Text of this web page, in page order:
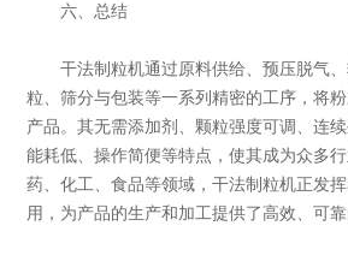
六、总结
干法制粒机通过原料供给、预压脱气、
粒、筛分与包装等一系列精密的工序，将
产品。其无需添加剂、颗粒强度可调、连续
能耗低、操作简便等特点，使其成为众多
药、化工、食品等领域，干法制粒机正发
用，为产品的生产和加工提供了高效、可靠